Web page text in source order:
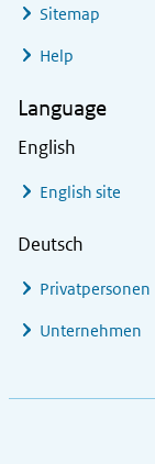
Sitemap
Help
Language
English
English site
Deutsch
Privatpersonen
Unternehmen